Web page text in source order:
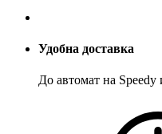
Удобна доставка
До автомат на